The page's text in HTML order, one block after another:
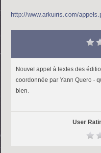
http://www.arkuiris.com/
Nouvel appel à textes des
coordonnée par Yann Quero -
bien.
User